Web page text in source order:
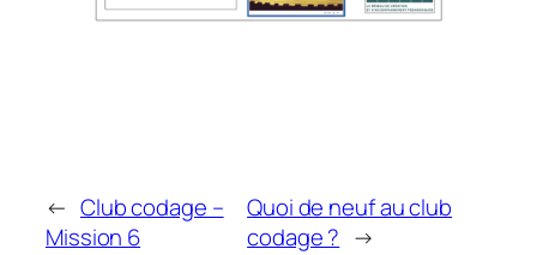
← Club codage –
Mission 6
Quoi de neuf au club
codage ? →